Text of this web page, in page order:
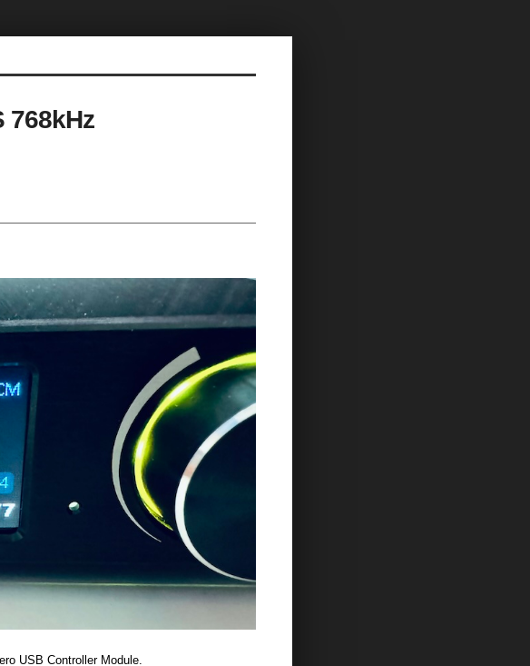
768kHz
USB Controller Module.